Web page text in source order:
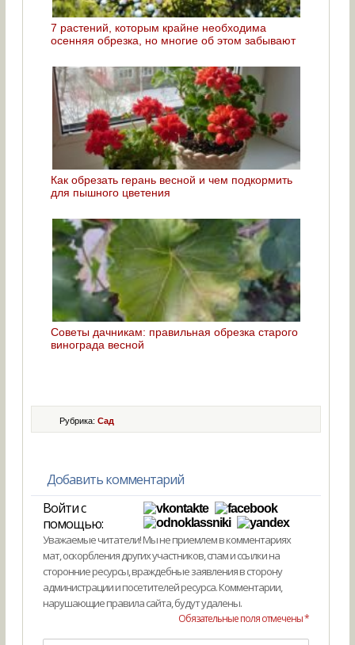
7 растений, которым крайне необходима
осенняя обрезка, но многие об этом забывают
Как обрезать герань весной и чем подкормить
для пышного цветения
Советы дачникам: правильная обрезка старого
винограда весной
Рубрика:Сад
Добавить комментарий
Войти с
помощью:
Уважаемые читатели! Мы не приемлем в комментариях
мат, оскорбления других участников, спам и ссылки на
сторонние ресурсы, враждебные заявления в сторону
администрации и посетителей ресурса. Комментарии,
нарушающие правила сайта, будут удалены.
Обязательные поля отмечены *